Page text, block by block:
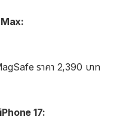
ราคา 2,390 บาท
17: